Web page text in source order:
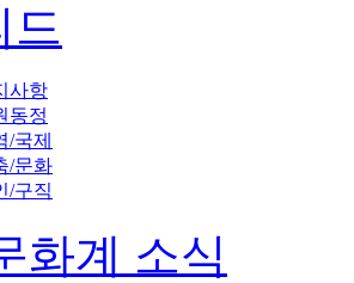
드
사항
동정
/국제
/문화
/구직
화계 소식